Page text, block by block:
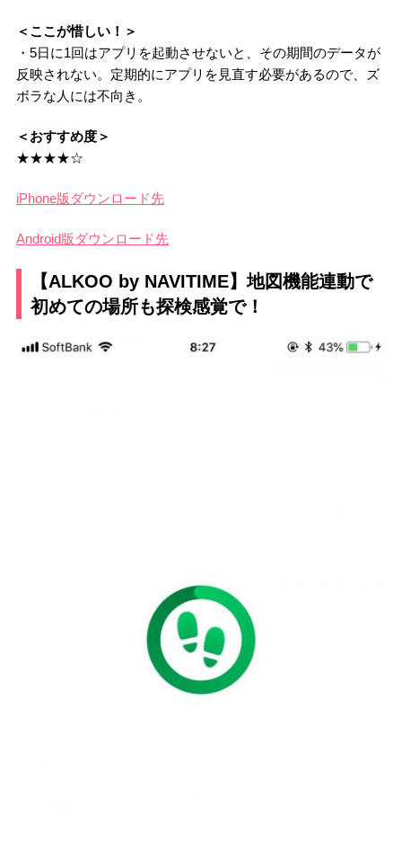
＜ここが惜しい！＞
・5日に1回はアプリを起動させないと、その期間のデータが
反映されない。定期的にアプリを見直す必要があるので、ズ
ボラな人には不向き。
＜おすすめ度＞
★★★★☆
iPhone版ダウンロード先
Android版ダウンロード先
【ALKOO by NAVITIME】地図機能連動で
初めての場所も探検感覚で！